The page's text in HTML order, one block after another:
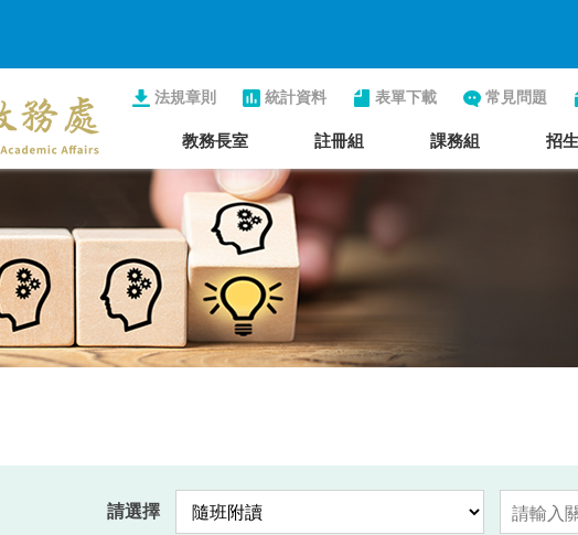
法規章則 統計資料 表單下載 常見問題
教務長室 註冊組 課務組 招
請選擇